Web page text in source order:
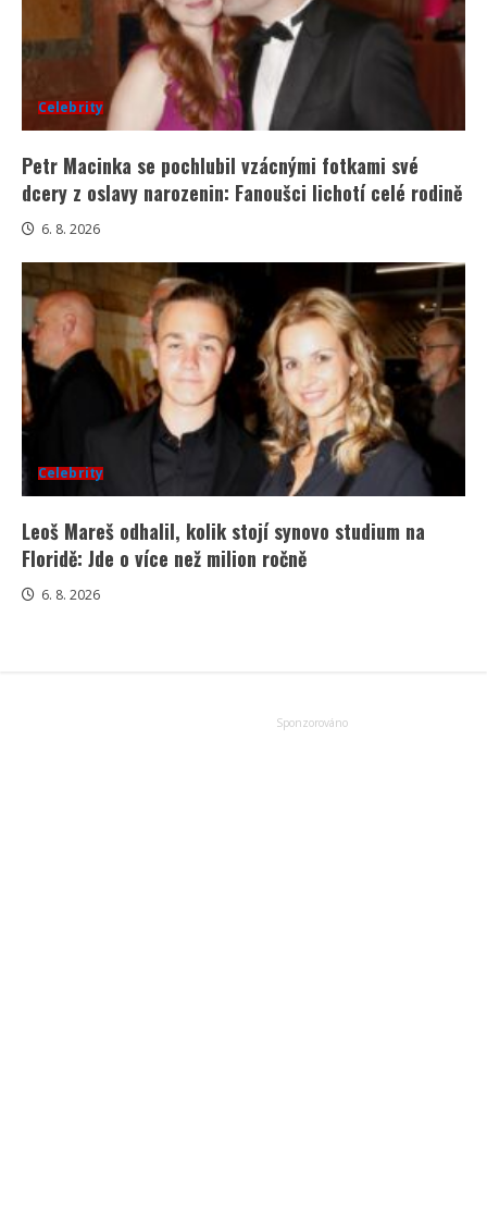
Celebrity
Petr Macinka se pochlubil vzácnými fotkami své
dcery z oslavy narozenin: Fanoušci lichotí celé rodině
6. 8. 2026
Celebrity
Leoš Mareš odhalil, kolik stojí synovo studium na
Floridě: Jde o více než milion ročně
6. 8. 2026